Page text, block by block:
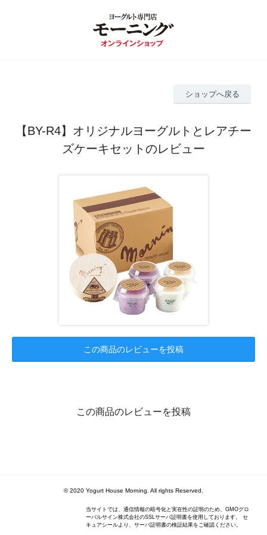
ショップへ戻る
【BY-R4】オリジナルヨーグルトとレアチー
ズケーキセットのレビュー
この商品のレビューを投稿
この商品のレビューを投稿
© 2020 Yogurt House Morning. All rights Reserved.
当サイトでは、通信情報の暗号化と実在性の証明のため、GMOグロ
ーバルサイン株式会社のSSLサーバ証明書を使用しております。 セ
キュアシールより、サーバ証明書の検証結果をご確認ください。